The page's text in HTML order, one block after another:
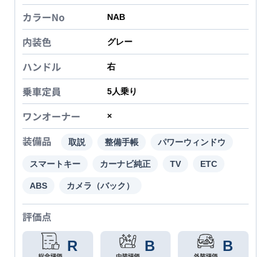
カラーNo NAB
内装色 グレー
ハンドル 右
乗車定員 5人乗り
ワンオーナー ×
装備品 取説 整備手帳 パワーウィンドウ
スマートキー カーナビ純正 TV ETC
ABS カメラ（バック）
評価点
R B B